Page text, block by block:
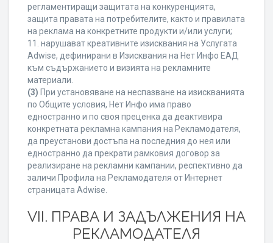
регламентиращи защитата на конкуренцията,
защита правата на потребителите, както и правилата
на реклама на конкретните продукти и/или услуги;
11. нарушават креативните изисквания на Услугата
Adwise, дефинирани в Изисквания на Нет Инфо ЕАД
към съдържанието и визията на рекламните
материали.
(3) При установяване на неспазване на изискванията
по Общите условия, Нет Инфо има право
едностранно и по своя преценка да деактивира
конкретната рекламна кампания на Рекламодателя,
да преустанови достъпа на последния до нея или
едностранно да прекрати рамковия договор за
реализиране на рекламни кампании, респективно да
заличи Профила на Рекламодателя от Интернет
страницата Adwise.
VII. ПРАВА И ЗАДЪЛЖЕНИЯ НА
РЕКЛАМОДАТЕЛЯ